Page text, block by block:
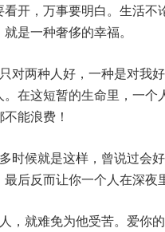
看开，万事要明白。生活不
是一种奢侈的幸福。
对两种人好，一种是对我
。在这短暂的生命里，一个
能浪费！
时候就是这样，曾说过会
后反而让你一个人在深夜
，就难免为他受苦。爱你